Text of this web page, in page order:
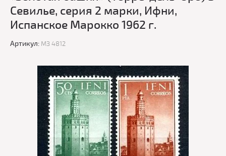
Севилье, серия 2 марки, Ифни,
Испанское Марокко 1962 г.
Артикул: МЗ 4812